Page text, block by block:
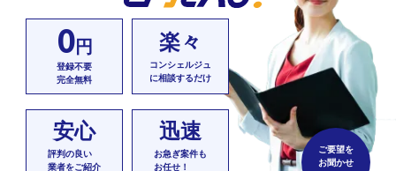
0円
登録不要
完全無料
楽々
コンシェルジュ
に相談するだけ
安心
評判の良い
業者をご紹介
迅速
お急ぎ案件も
お任せ！
ご要望を
お聞かせ